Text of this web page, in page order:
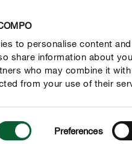
to personalise content
share information about
who may combine it
from your use of their
Preferences
Ratgeber
& Gemüse Rosmarin